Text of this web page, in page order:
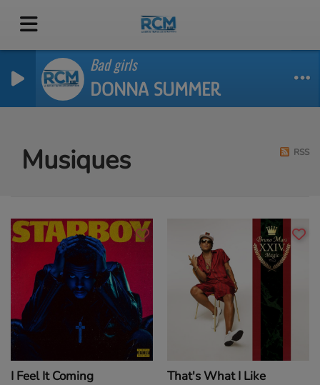
Bad girls
DONNA SUMMER
Musiques RSS
I Feel It Coming That's What I Like